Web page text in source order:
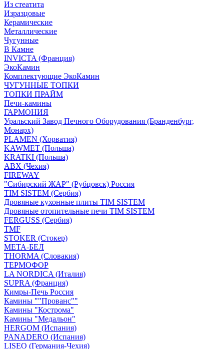
Из стеатита
Изразцовые
Керамические
Металлические
Чугунные
В Камне
INVICTA (Франция)
ЭкоКамин
Комплектующие ЭкоКамин
ЧУГУННЫЕ ТОПКИ
ТОПКИ ПРАЙМ
Печи-камины
ГАРМОНИЯ
Уральский Завод Печного Оборудования (Бранденбург,
Монарх)
PLAMEN (Хорватия)
KAWMET (Польша)
KRATKI (Польша)
ABX (Чехия)
FIREWAY
"Сибирский ЖАР" (Рубцовск) Россия
TIM SISTEM (Сербия)
Дровяные кухонные плиты TIM SISTEM
Дровяные отопительные печи TIM SISTEM
FERGUSS (Сербия)
TMF
STOKER (Стокер)
МЕТА-БЕЛ
THORMA (Словакия)
ТЕРМОФОР
LA NORDICA (Италия)
SUPRA (Франция)
Кимры-Печь Россия
Камины ""Прованс""
Камины "Кострома"
Камины "Медальон"
HERGOM (Испания)
PANADERO (Испания)
LISEO (Германия-Чехия)